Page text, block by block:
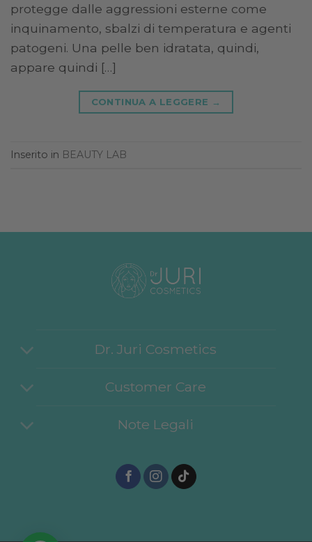
protegge dalle aggressioni esterne come
inquinamento, sbalzi di temperatura e agenti
patogeni. Una pelle ben idratata, quindi,
appare quindi […]
CONTINUA A LEGGERE →
Inserito in BEAUTY LAB
Dr. Juri Cosmetics
Customer Care
Note Legali